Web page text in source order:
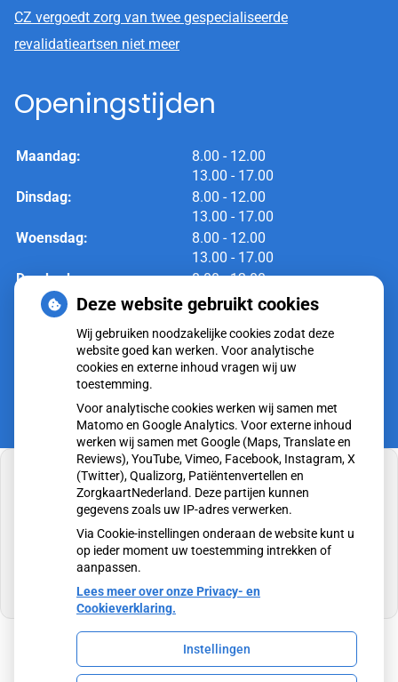
CZ vergoedt zorg van twee gespecialiseerde
revalidatieartsen niet meer
Openingstijden
Maandag: 8.00 tot
- 12.00
13.00 tot
- 17.00
Dinsdag:
8.00 tot
- 12.00
13.00 tot
- 17.00
Woensdag:
8.00 tot
- 12.00
13.00 tot
- 17.00
Donderdag:
8.00tot
- 12.00
13.00tot
- 17.00
Vrijdag:
8.00
13.00tot
- 17.00
U heeft geen toestemming gegeven voor
externe inhoud die nodig is om dit te zien.
Cookie-instellingen wijzigen
Deze website gebruikt cookies
Wij gebruiken noodzakelijke cookies zodat deze
website goed kan werken. Voor analytische
cookies en externe inhoud vragen wij uw
toestemming.
Voor analytische cookies werken wij samen met
Matomo en Google Analytics. Voor externe inhoud
werken wij samen met Google (Maps, Translate en
Reviews), YouTube, Vimeo, Facebook, Instagram, X
(Twitter), Qualizorg, Patiëntenvertellen en
ZorgkaartNederland. Deze partijen kunnen
gegevens zoals uw IP-adres verwerken.
Via Cookie-instellingen onderaan de website kunt u
op ieder moment uw toestemming intrekken of
aanpassen.
Lees meer over onze Privacy- en
Cookieverklaring.
Instellingen